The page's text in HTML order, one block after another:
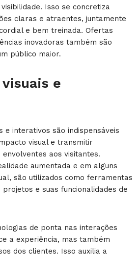
Isso se concretiza
claras e atraentes, juntamente
e bem treinada. Ofertas
inovadoras também são
público maior.
e
e interativos são indispensáveis
visual e transmitir
aos visitantes.
aumentada e em alguns
são utilizados como ferramentas
e suas funcionalidades de
de ponta nas interações
a experiência, mas também
dos clientes. Isso auxilia a